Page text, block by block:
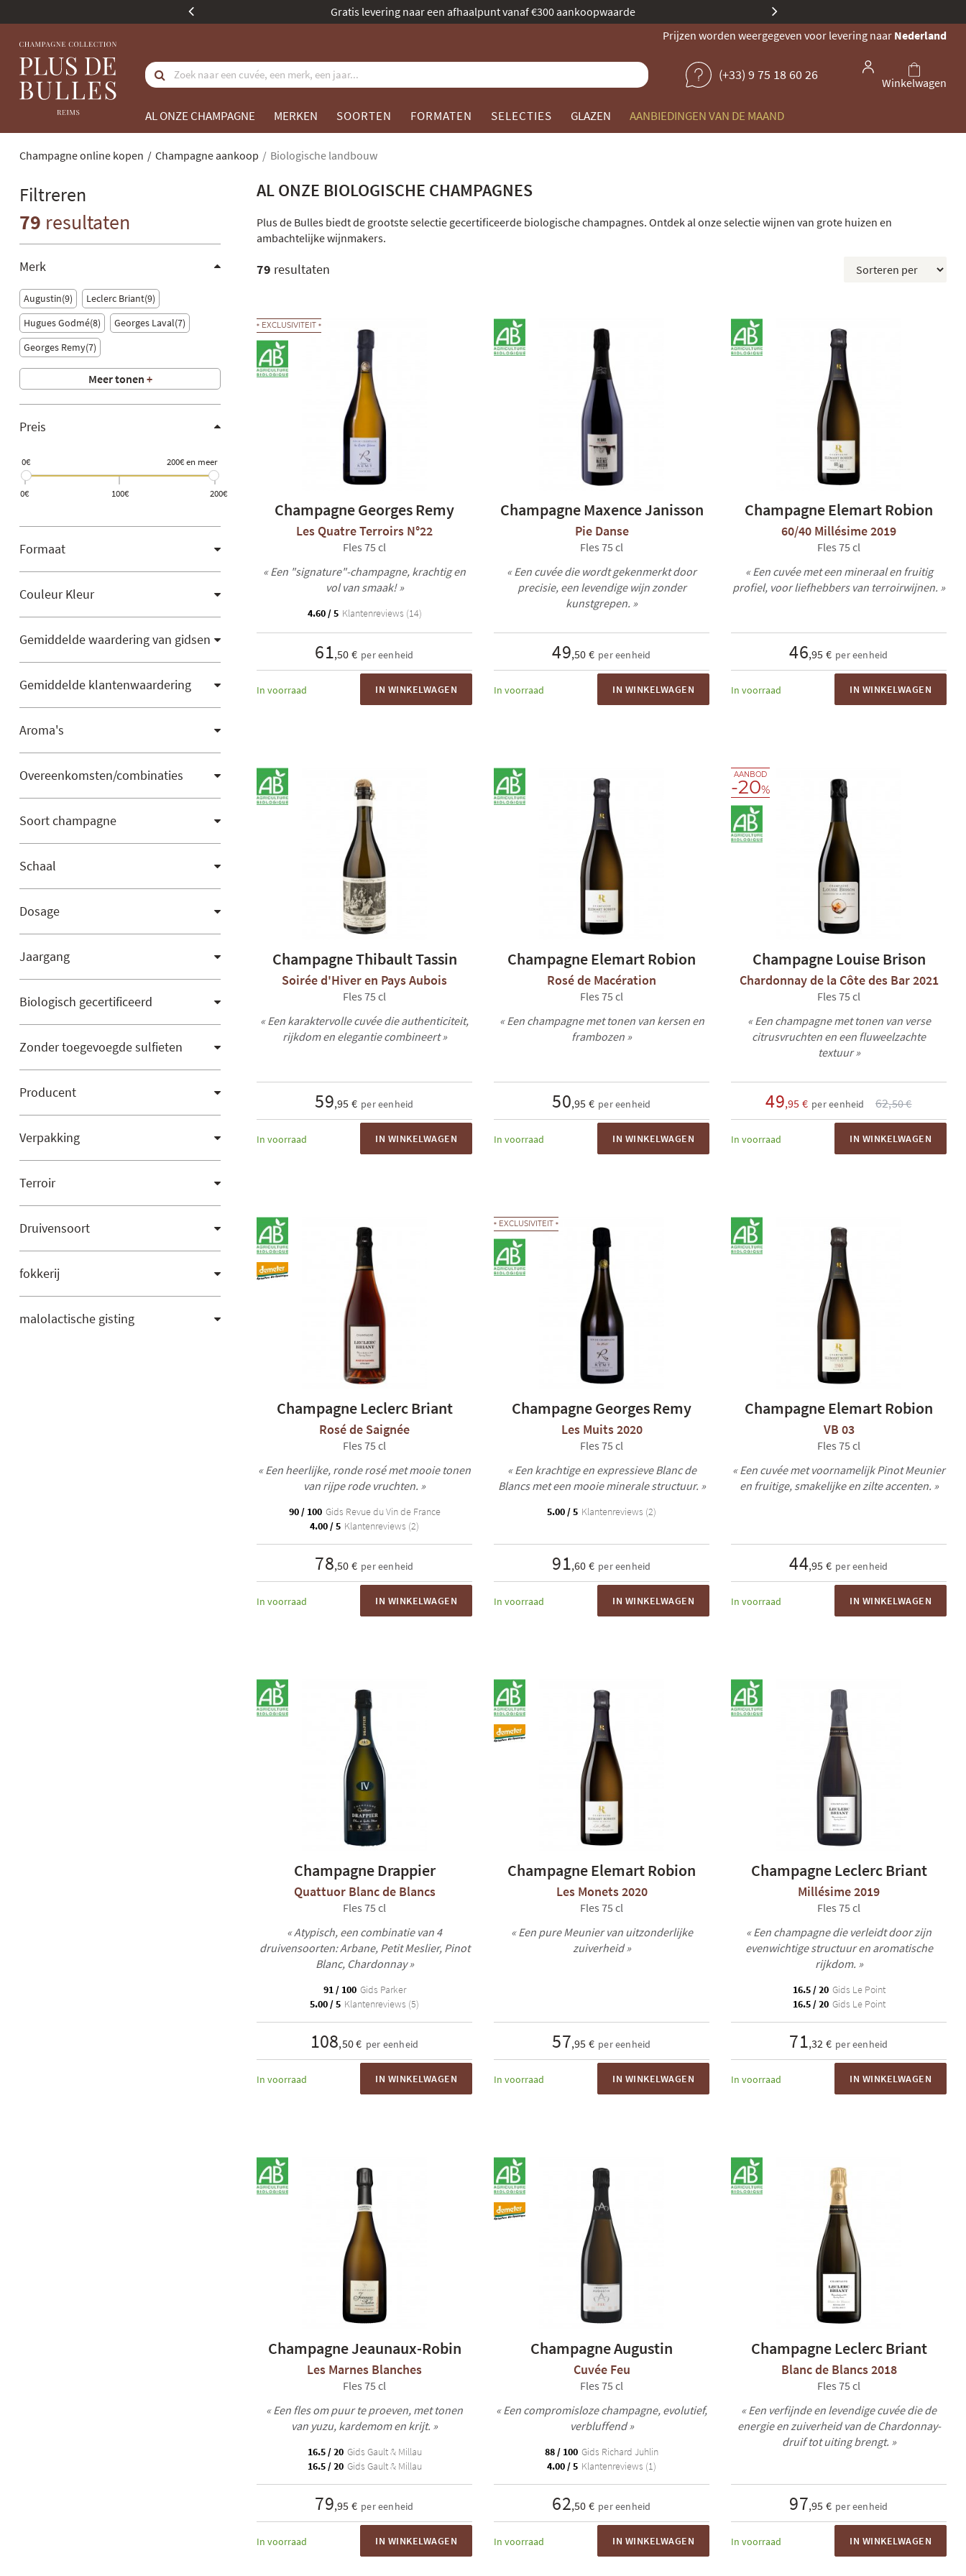
Benoemd tot beste champagnespecialist door Gault & Millau
Prijzen worden weergegeven voor levering naar Nederland
(+33) 9 75 18 60 26
Winkelwagen
AL ONZE CHAMPAGNE MERKEN SOORTEN FORMATEN SELECTIES GLAZEN AANBIEDINGEN VAN DE MAAND
Champagne online kopen Champagne aankoop Biologische landbouw
Filtreren
79 resultaten
Merk
Augustin 9 Leclerc Briant 9
Hugues Godmé 8 Georges Laval 7
Georges Remy 7
Meer tonen +
Preis
0€ 200€ en meer
0€ 100€ 200€
Formaat
Couleur Kleur
Gemiddelde waardering van gidsen
Gemiddelde klantenwaardering
Aroma's
Overeenkomsten/combinaties
Soort champagne
Schaal
Dosage
Jaargang
Biologisch gecertificeerd
Zonder toegevoegde sulfieten
Producent
Verpakking
Terroir
Druivensoort
fokkerij
malolactische gisting
AL ONZE BIOLOGISCHE CHAMPAGNES
Plus de Bulles biedt de grootste selectie gecertificeerde biologische champagnes. Ontdek al onze selectie wijnen van grote huizen en
ambachtelijke wijnmakers.
79 resultaten
EXCLUSIVITEIT
Champagne Georges Remy
Les Quatre Terroirs N°22
Fles 75 cl
« Een "signature"-champagne, krachtig en
vol van smaak! »
4.60 / 5 Klantenreviews (14)
61,50 € per eenheid
In voorraad IN WINKELWAGEN
Champagne Maxence Janisson
Pie Danse
Fles 75 cl
« Een cuvée die wordt gekenmerkt door
precisie, een levendige wijn zonder
kunstgrepen. »
49,50 € per eenheid
In voorraad IN WINKELWAGEN
Champagne Elemart Robion
60/40 Millésime 2019
Fles 75 cl
« Een cuvée met een mineraal en fruitig
profiel, voor liefhebbers van terroirwijnen. »
46,95 € per eenheid
In voorraad IN WINKELWAGEN
Champagne Thibault Tassin
Soirée d'Hiver en Pays Aubois
Fles 75 cl
« Een karaktervolle cuvée die authenticiteit,
rijkdom en elegantie combineert »
59,95 € per eenheid
In voorraad IN WINKELWAGEN
Champagne Elemart Robion
Rosé de Macération
Fles 75 cl
« Een champagne met tonen van kersen en
frambozen »
50,95 € per eenheid
In voorraad IN WINKELWAGEN
AANBOD
-20%
Champagne Louise Brison
Chardonnay de la Côte des Bar 2021
Fles 75 cl
« Een champagne met tonen van verse
citrusvruchten en een fluweelzachte
textuur »
49,95 € per eenheid 62,50 €
In voorraad IN WINKELWAGEN
Champagne Leclerc Briant
Rosé de Saignée
Fles 75 cl
« Een heerlijke, ronde rosé met mooie tonen
van rijpe rode vruchten. »
90 / 100 Gids Revue du Vin de France
4.00 / 5 Klantenreviews (2)
78,50 € per eenheid
In voorraad IN WINKELWAGEN
EXCLUSIVITEIT
Champagne Georges Remy
Les Muits 2020
Fles 75 cl
« Een krachtige en expressieve Blanc de
Blancs met een mooie minerale structuur. »
5.00 / 5 Klantenreviews (2)
91,60 € per eenheid
In voorraad IN WINKELWAGEN
Champagne Elemart Robion
VB 03
Fles 75 cl
« Een cuvée met voornamelijk Pinot Meunier
en fruitige, smakelijke en zilte accenten. »
44,95 € per eenheid
In voorraad IN WINKELWAGEN
Champagne Drappier
Quattuor Blanc de Blancs
Fles 75 cl
« Atypisch, een combinatie van 4
druivensoorten: Arbane, Petit Meslier, Pinot
Blanc, Chardonnay »
91 / 100 Gids Parker
5.00 / 5 Klantenreviews (5)
108,50 € per eenheid
In voorraad IN WINKELWAGEN
Champagne Elemart Robion
Les Monets 2020
Fles 75 cl
« Een pure Meunier van uitzonderlijke
zuiverheid »
57,95 € per eenheid
In voorraad IN WINKELWAGEN
Champagne Leclerc Briant
Millésime 2019
Fles 75 cl
« Een champagne die verleidt door zijn
evenwichtige structuur en aromatische
rijkdom. »
16.5 / 20 Gids Le Point
16.5 / 20 Gids Le Point
71,32 € per eenheid
In voorraad IN WINKELWAGEN
Champagne Jeaunaux-Robin
Les Marnes Blanches
Fles 75 cl
« Een fles om puur te proeven, met tonen
van yuzu, kardemom en krijt. »
16.5 / 20 Gids Gault & Millau
16.5 / 20 Gids Gault & Millau
79,95 € per eenheid
In voorraad IN WINKELWAGEN
Champagne Augustin
Cuvée Feu
Fles 75 cl
« Een compromisloze champagne, evolutief,
verbluffend »
88 / 100 Gids Richard Juhlin
4.00 / 5 Klantenreviews (1)
62,50 € per eenheid
In voorraad IN WINKELWAGEN
Champagne Leclerc Briant
Blanc de Blancs 2018
Fles 75 cl
« Een verfijnde en levendige cuvée die de
energie en zuiverheid van de Chardonnay-
druif tot uiting brengt. »
97,95 € per eenheid
In voorraad IN WINKELWAGEN